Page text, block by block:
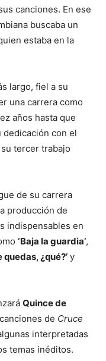
canciones. En ese
buscaba un
estaba en la
largo, fiel a su
una carrera como
años hasta que
con el
su tercer trabajo
de su carrera
producción de
indispensables en
‘Baja la guardia’,
quedas, ¿qué?’ y
Quince de
de Cruce
interpretadas
temas inéditos.